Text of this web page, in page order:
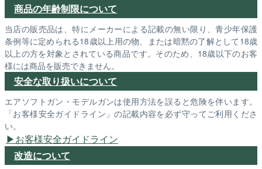
商品の年齢制限について
当店の販売品は、特にメーカーによる記載の無い限り、青少年保護
条例等に定められる18歳以上用の物、または暗黙の了解として18歳
以上の方を対象とされている商品です。そのため、18歳以下のお客
様には商品を販売できません。
安全な取り扱いについて
エアソフトガン・モデルガンは使用方法を誤ると危険を伴います。
「お客様安全ガイドライン」の記載内容を必ず守ってご利用くださ
い。
お客様安全ガイドライン
改造について